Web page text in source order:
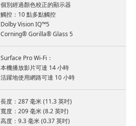
個別經過顏色校正的顯示器
觸控：10 點多點觸控
Dolby Vision IQ™5
Corning® Gorilla® Glass 5
Surface Pro Wi-Fi：
本機播放影片可達 14 小時
活躍地使用網路可達 10 小時
長度：287 毫米 (11.3 英吋)
寬度：209 毫米 (8.2 英吋)
高度：9.3 毫米 (0.37 英吋)